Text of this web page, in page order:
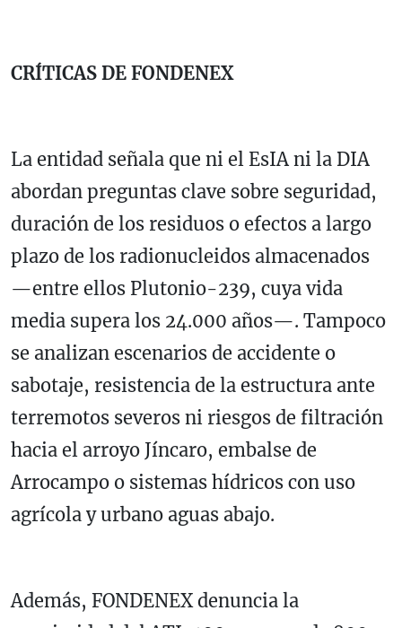
CRÍTICAS DE FONDENEX
La entidad señala que ni el EsIA ni la DIA
abordan preguntas clave sobre seguridad,
duración de los residuos o efectos a largo
plazo de los radionucleidos almacenados
—entre ellos Plutonio-239, cuya vida
media supera los 24.000 años—. Tampoco
se analizan escenarios de accidente o
sabotaje, resistencia de la estructura ante
terremotos severos ni riesgos de filtración
hacia el arroyo Jíncaro, embalse de
Arrocampo o sistemas hídricos con uso
agrícola y urbano aguas abajo.
Además, FONDENEX denuncia la